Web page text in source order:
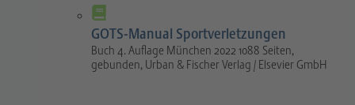
GOTS-Manual Sportverletzungen
Buch 4. Auflage München 2022 1088 Seiten,
gebunden, Urban & Fischer Verlag / Elsevier GmbH